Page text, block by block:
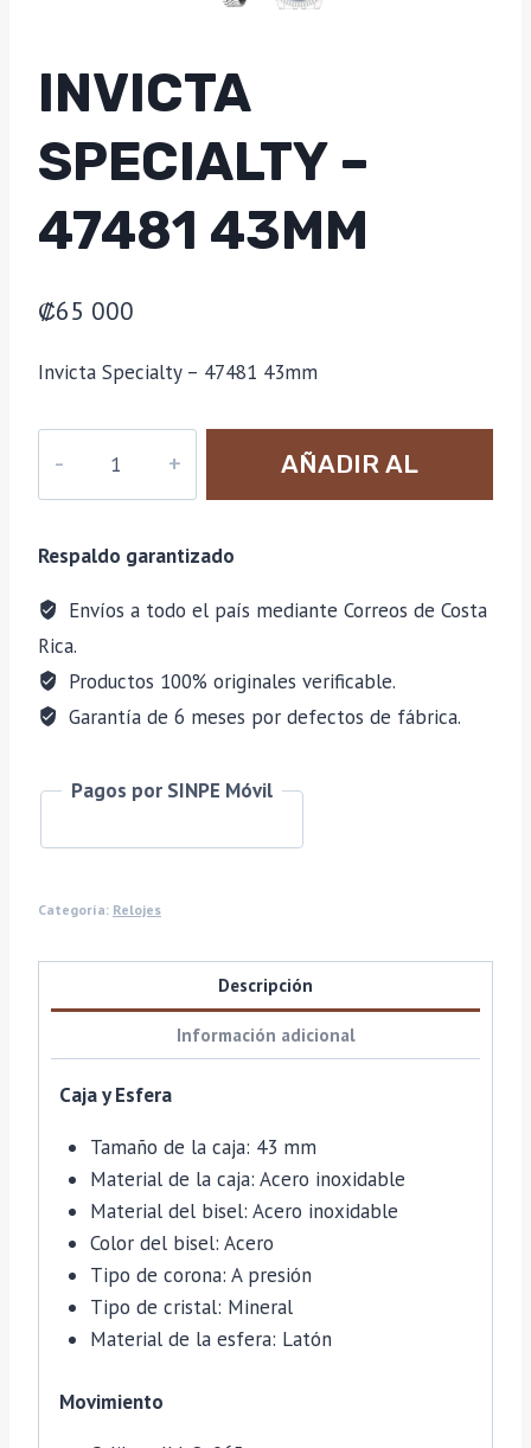
INVICTA
SPECIALTY –
47481 43MM
₡65 000
Invicta Specialty – 47481 43mm
Specialty
-
43mm
cantidad
AÑADIR AL
Respaldo garantizado
Envíos a todo el país mediante Correos de Costa
Rica.
Productos 100% originales verificable.
Garantía de 6 meses por defectos de fábrica.
Pagos por SINPE Móvil
Categoría: Relojes
Descripción
Información adicional
Caja y Esfera
Tamaño de la caja: 43 mm
Material de la caja: Acero inoxidable
Material del bisel: Acero inoxidable
Color del bisel: Acero
Tipo de corona: A presión
Tipo de cristal: Mineral
Material de la esfera: Latón
Movimiento